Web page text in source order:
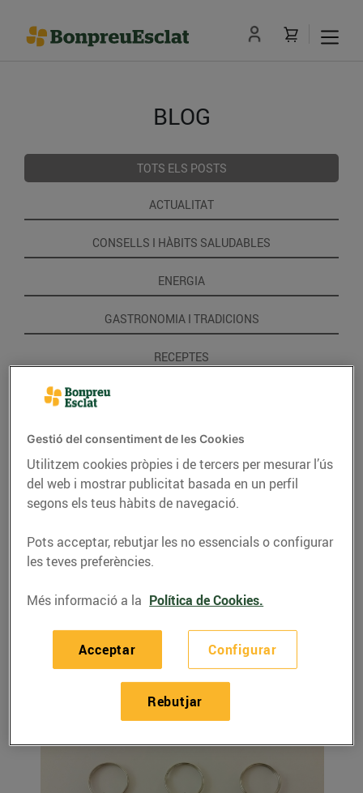
BLOG
TOTS ELS POSTS
ACTUALITAT
CONSELLS I HÀBITS SALUDABLES
ENERGIA
GASTRONOMIA I TRADICIONS
RECEPTES
ACTUALITAT
Obre la porta a un món
millor
10/de gener/2017
Gestió del consentiment de les Cookies
Utilitzem cookies pròpies i de tercers per mesurar l’ús
del web i mostrar publicitat basada en un perfil
segons els teus hàbits de navegació.
Pots acceptar, rebutjar les no essencials o configurar
les teves preferències.
Més informació a la Política de Cookies.
Configurar
Rebutjar
Acceptar